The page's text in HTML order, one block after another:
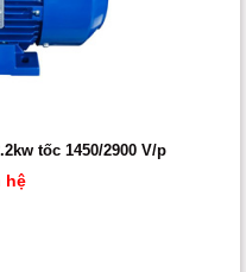
tốc 1450/2900 V/p
hệ